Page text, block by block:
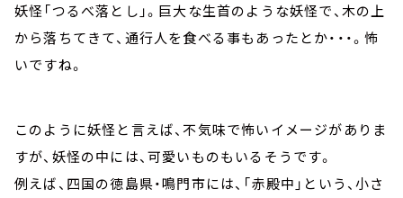
妖怪「つるべ落とし」。巨大な生首のような妖怪で、木の上
から落ちてきて、通行人を食べる事もあったとか・・・。怖
いですね。
このように妖怪と言えば、不気味で怖いイメージがありま
すが、妖怪の中には、可愛いものもいるそうです。
例えば、四国の徳島県・鳴門市には、「赤殿中」という、小さ